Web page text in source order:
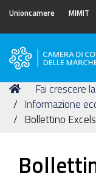
Unioncamere MIMIT
Camera
Commercio
delle
Marche
Tu
sei
qui:
Home
Fai crescere
Informazione
Bollettino